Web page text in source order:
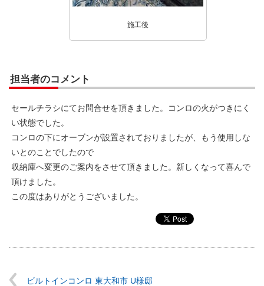
施工後
担当者のコメント
セールチラシにてお問合せを頂きました。コンロの火がつきにく
い状態でした。
コンロの下にオーブンが設置されておりましたが、もう使用しな
いとのことでしたので
収納庫へ変更のご案内をさせて頂きました。新しくなって喜んで
頂けました。
この度はありがとうございました。
ビルトインコンロ 東大和市 U様邸